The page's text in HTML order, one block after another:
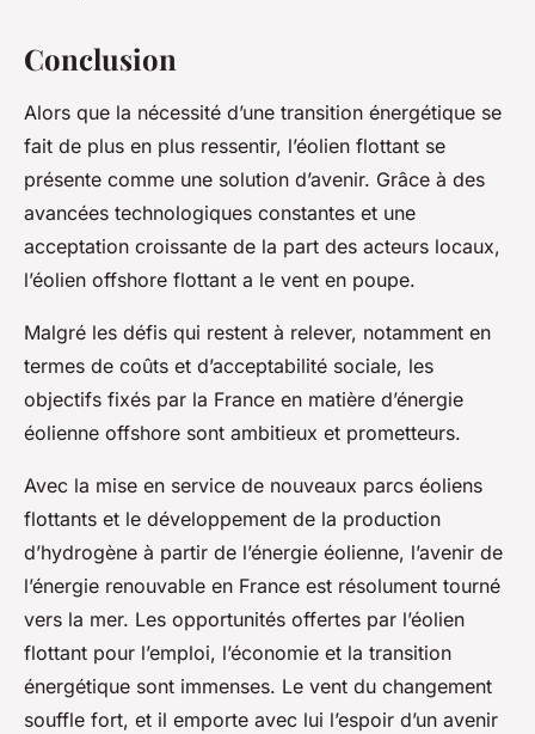
Conclusion
Alors que la nécessité d’une transition énergétique se
fait de plus en plus ressentir, l’éolien flottant se
présente comme une solution d’avenir. Grâce à des
avancées technologiques constantes et une
acceptation croissante de la part des acteurs locaux,
l’éolien offshore flottant a le vent en poupe.
Malgré les défis qui restent à relever, notamment en
termes de coûts et d’acceptabilité sociale, les
objectifs fixés par la France en matière d’énergie
éolienne offshore sont ambitieux et prometteurs.
Avec la mise en service de nouveaux parcs éoliens
flottants et le développement de la production
d’hydrogène à partir de l’énergie éolienne, l’avenir de
l’énergie renouvable en France est résolument tourné
vers la mer. Les opportunités offertes par l’éolien
flottant pour l’emploi, l’économie et la transition
énergétique sont immenses. Le vent du changement
souffle fort, et il emporte avec lui l’espoir d’un avenir